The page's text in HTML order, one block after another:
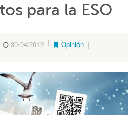
para la ESO
30/04/2019 Opinión